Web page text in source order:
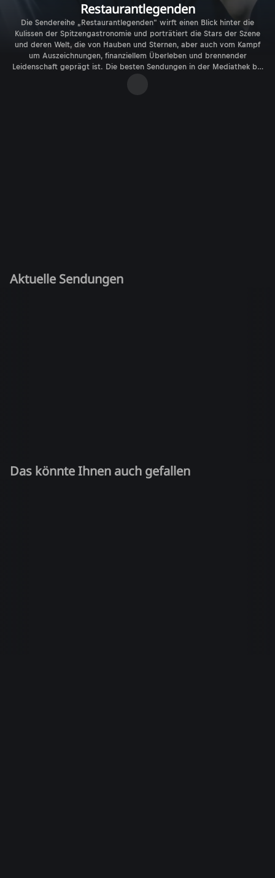
Restaurantlegenden
Die Sendereihe „Restaurantlegenden“ wirft einen Blick hinter die
Kulissen der Spitzengastronomie und porträtiert die Stars der Szene
und deren Welt, die von Hauben und Sternen, aber auch vom Kampf
um Auszeichnungen, finanziellem Überleben und brennender
Leidenschaft geprägt ist. Die besten Sendungen in der Mediathek bei
ServusTV On.
Aktuelle Sendungen
Das könnte Ihnen auch gefallen